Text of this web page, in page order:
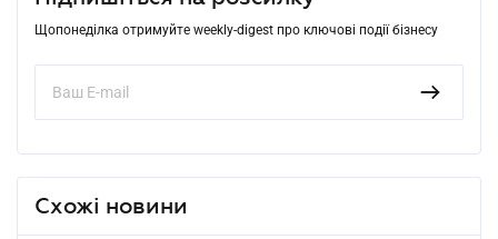
Щопонеділка отримуйте weekly-digest про ключові події бізнесу
Схожі новини